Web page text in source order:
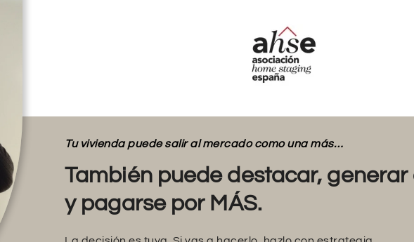
Tu vivienda puede salir al mercado como una más…
También puede destacar, generar
y pagarse por MÁS.